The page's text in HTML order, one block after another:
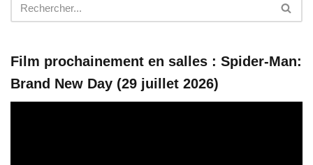
Film prochainement en salles : Spider-Man:
Brand New Day (29 juillet 2026)